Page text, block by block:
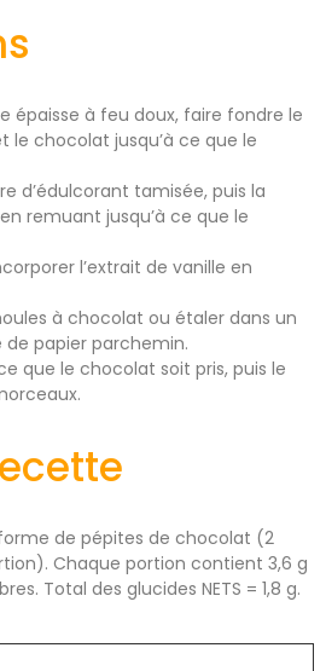
épaisse à feu doux, faire fondre le
le chocolat jusqu’à ce que le
d’édulcorant tamisée, puis la
remuant jusqu’à ce que le
l’extrait de vanille en
à chocolat ou étaler dans un
papier parchemin.
que le chocolat soit pris, puis le
de pépites de chocolat (2
Chaque portion contient 3,6 g
Total des glucides NETS = 1,8 g.